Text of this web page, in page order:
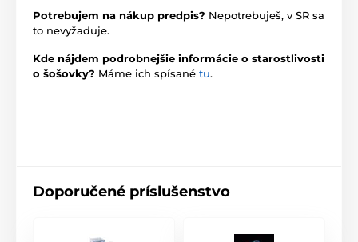
Potrebujem na nákup predpis? Nepotrebuješ, v SR sa
to nevyžaduje.
Kde nájdem podrobnejšie informácie o starostlivosti
o šošovky? Máme ich spísané tu.
Doporučené príslušenstvo